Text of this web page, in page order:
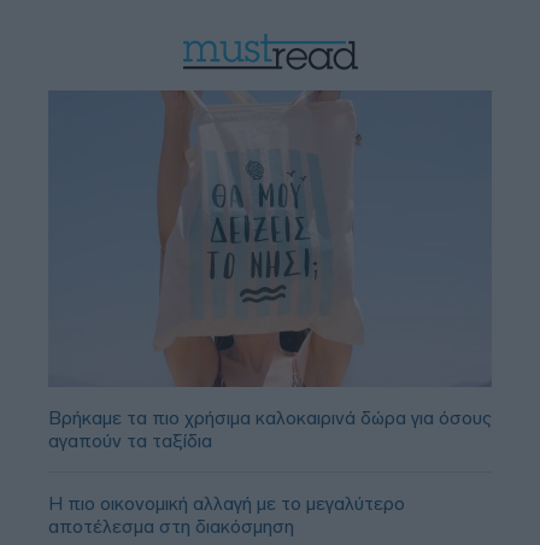
Βρήκαμε τα πιο χρήσιμα καλοκαιρινά δώρα για όσους
αγαπούν τα ταξίδια
Η πιο οικονομική αλλαγή με το μεγαλύτερο
αποτέλεσμα στη διακόσμηση